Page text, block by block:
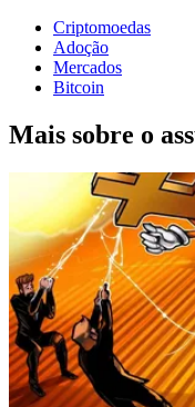
Criptomoedas
Adoção
Mercados
Bitcoin
Mais sobre o